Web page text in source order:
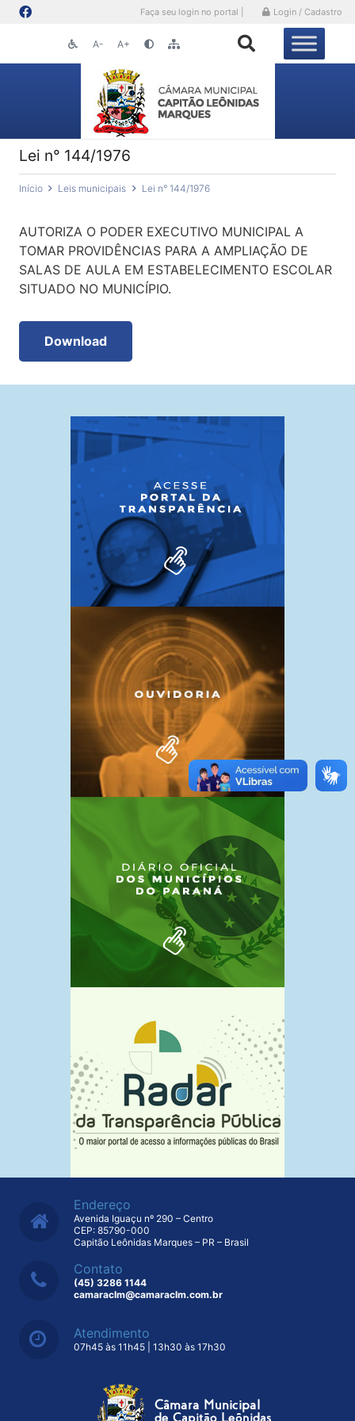
Faça seu login no portal | Login / Cadastro
A- A+
Lei n° 144/1976
Início Leis municipais Lei n° 144/1976
AUTORIZA O PODER EXECUTIVO MUNICIPAL A
TOMAR PROVIDÊNCIAS PARA A AMPLIAÇÃO DE
SALAS DE AULA EM ESTABELECIMENTO ESCOLAR
SITUADO NO MUNICÍPIO.
Download
Endereço
Avenida Iguaçu nº 290 – Centro
CEP: 85790-000
Capitão Leônidas Marques – PR – Brasil
Contato
(45) 3286 1144
camaraclm@camaraclm.com.br
Atendimento
07h45 às 11h45 | 13h30 às 17h30